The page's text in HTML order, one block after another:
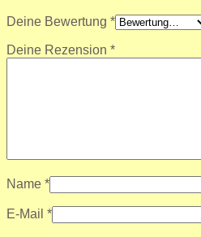
Deine Bewertung *
Deine Rezension *
Name *
E-Mail *